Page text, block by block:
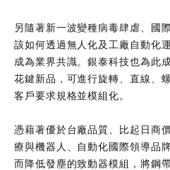
另隨著新一波變種病毒肆虐、國
該如何透過無人化及工廠自動化
成為業界共識。銀泰科技也為此
花鍵新品，可進行旋轉、直線、
客戶要求規格並模組化。
憑藉著優於台廠品質、比起日商
療與機器人、自動化國際領導品
而降低發塵的致動器模組，將鋼